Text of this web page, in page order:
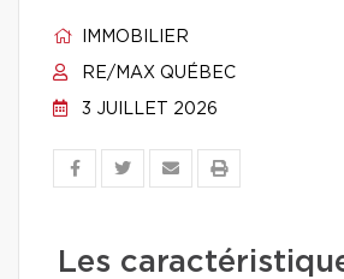
IMMOBILIER
RE/MAX QUÉBEC
3 JUILLET 2026
Les